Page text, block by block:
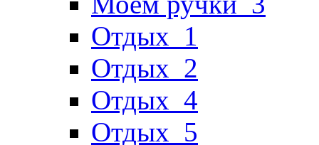
Отдых_1
Отдых_2
Отдых_4
Отдых_5